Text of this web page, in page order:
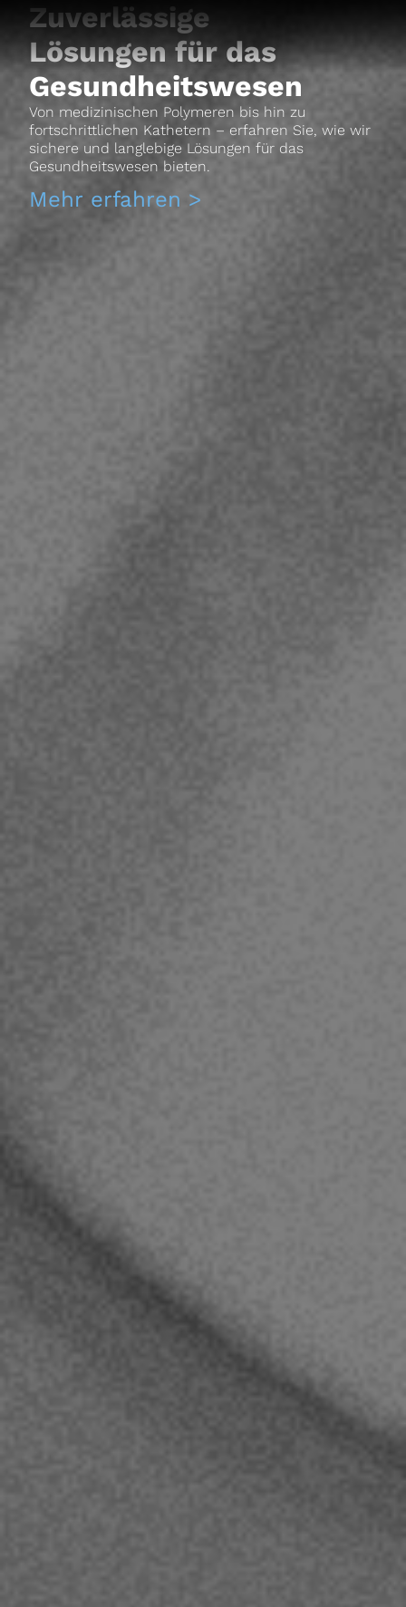
Zuverlässige
Lösungen für das
Gesundheitswesen
Von medizinischen Polymeren bis hin zu
fortschrittlichen Kathetern – erfahren Sie, wie wir
sichere und langlebige Lösungen für das
Gesundheitswesen bieten.
Mehr erfahren >